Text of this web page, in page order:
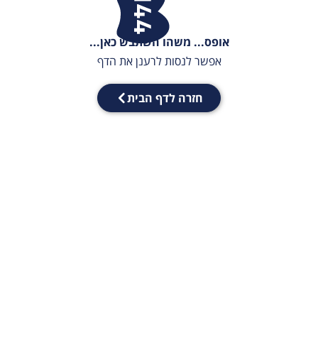
אופס... משהו השתבש כאן...
אפשר לנסות לרענן את הדף
חזרה לדף הבית